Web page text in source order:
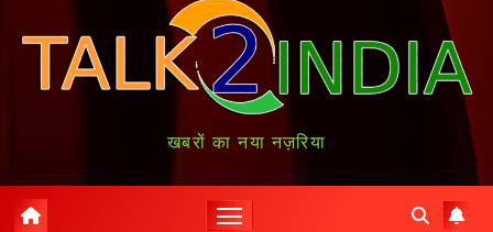
खबरों का नया नज़रिया